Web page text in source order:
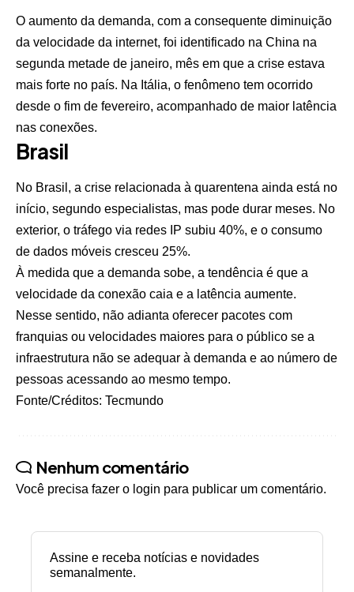
O aumento da demanda, com a consequente diminuição
da velocidade da internet, foi identificado na China na
segunda metade de janeiro, mês em que a crise estava
mais forte no país. Na Itália, o fenômeno tem ocorrido
desde o fim de fevereiro, acompanhado de maior latência
nas conexões.
Brasil
No Brasil, a crise relacionada à quarentena ainda está no
início, segundo especialistas, mas pode durar meses. No
exterior, o tráfego via redes IP subiu 40%, e o consumo
de dados móveis cresceu 25%.
À medida que a demanda sobe, a tendência é que a
velocidade da conexão caia e a latência aumente.
Nesse sentido, não adianta oferecer pacotes com
franquias ou velocidades maiores para o público se a
infraestrutura não se adequar à demanda e ao número de
pessoas acessando ao mesmo tempo.
Fonte/Créditos: Tecmundo
Nenhum comentário
Você precisa fazer o login para publicar um comentário.
Assine e receba notícias e novidades
semanalmente.